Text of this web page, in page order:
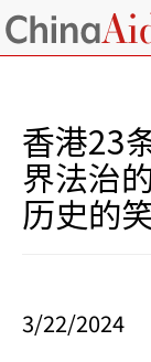
香港23
界法治
历史的
3/22/2024